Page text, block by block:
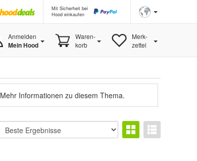
Mit Sicherheit bei
Hood einkaufen
Anmelden
Mein Hood
Waren-
korb
Merk-
zettel
Mehr Informationen zu diesem Thema.